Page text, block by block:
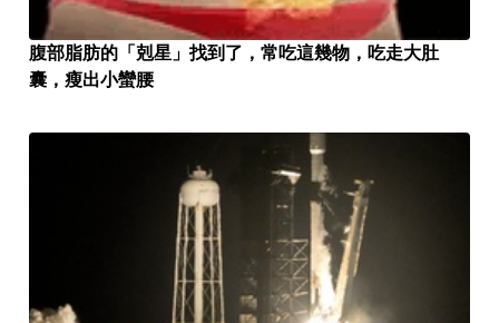
腹部脂肪的「剋星」找到了，常吃這幾物，吃走大肚
囊，瘦出小蠻腰